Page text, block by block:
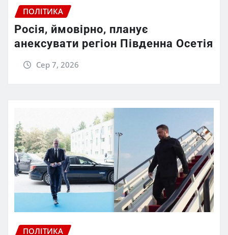
ПОЛІТИКА
Росія, ймовірно, планує
анексувати регіон Південна Осетія
Сер 7, 2026
ПОЛІТИКА